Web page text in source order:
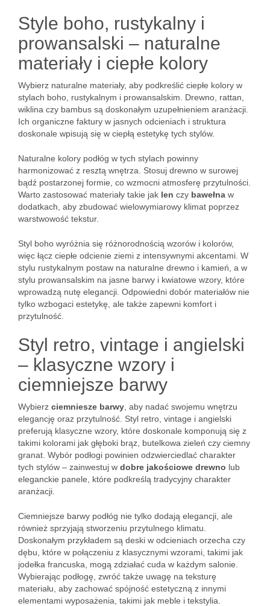
Style boho, rustykalny i
prowansalski – naturalne
materiały i ciepłe kolory
Wybierz naturalne materiały, aby podkreślić ciepłe kolory w
stylach boho, rustykalnym i prowansalskim. Drewno, rattan,
wiklina czy bambus są doskonałym uzupełnieniem aranżacji.
Ich organiczne faktury w jasnych odcieniach i struktura
doskonale wpisują się w ciepłą estetykę tych stylów.
Naturalne kolory podłóg w tych stylach powinny
harmonizować z resztą wnętrza. Stosuj drewno w surowej
bądź postarzonej formie, co wzmocni atmosferę przytulności.
Warto zastosować materiały takie jak len czy bawełna w
dodatkach, aby zbudować wielowymiarowy klimat poprzez
warstwowość tekstur.
Styl boho wyróżnia się różnorodnością wzorów i kolorów,
więc łącz ciepłe odcienie ziemi z intensywnymi akcentami. W
stylu rustykalnym postaw na naturalne drewno i kamień, a w
stylu prowansalskim na jasne barwy i kwiatowe wzory, które
wprowadzą nutę elegancji. Odpowiedni dobór materiałów nie
tylko wzbogaci estetykę, ale także zapewni komfort i
przytulność.
Styl retro, vintage i angielski
– klasyczne wzory i
ciemniejsze barwy
Wybierz ciemniesze barwy , aby nadać swojemu wnętrzu
elegancję oraz przytulność. Styl retro, vintage i angielski
preferują klasyczne wzory, które doskonale komponują się z
takimi kolorami jak głęboki brąz, butelkowa zieleń czy ciemny
granat. Wybór podłogi powinien odzwierciedlać charakter
tych stylów – zainwestuj w dobre jakościowe drewno lub
eleganckie panele, które podkreślą tradycyjny charakter
aranżacji.
Ciemniejsze barwy podłóg nie tylko dodają elegancji, ale
również sprzyjają stworzeniu przytulnego klimatu.
Doskonałym przykładem są deski w odcieniach orzecha czy
dębu, które w połączeniu z klasycznymi wzorami, takimi jak
jodełka francuska, mogą zdziałać cuda w każdym salonie.
Wybierając podłogę, zwróć także uwagę na teksturę
materiału, aby zachować spójność estetyczną z innymi
elementami wyposażenia, takimi jak meble i tekstylia.